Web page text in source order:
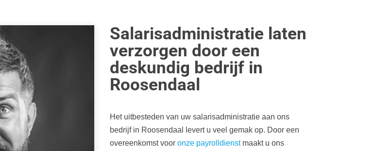
Salarisadministratie laten
verzorgen door een
deskundig bedrijf in
Roosendaal
Het uitbesteden van uw salarisadministratie aan ons
bedrijf in Roosendaal levert u veel gemak op. Door een
overeenkomst voor onze payrolldienstmaakt u ons